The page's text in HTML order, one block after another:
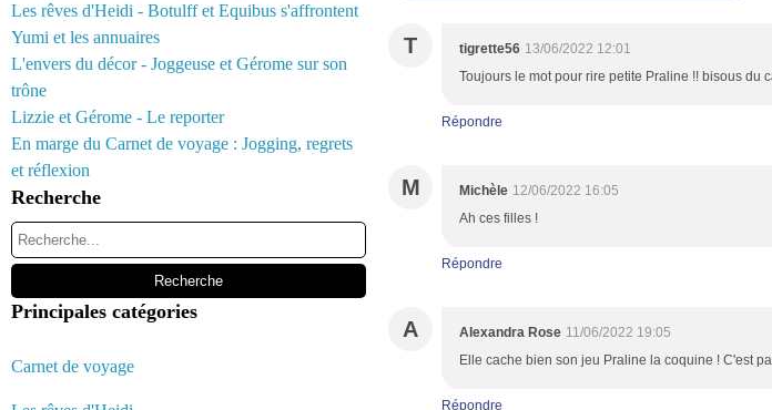
Les rêves d'Heidi - Botulff et Equibus s'affrontent
Yumi et les annuaires
L'envers du décor - Joggeuse et Gérome sur son
trône
Lizzie et Gérome - Le reporter
En marge du Carnet de voyage : Jogging, regrets
et réflexion
Recherche
Principales catégories
Carnet de voyage
T tigrette56 13/06/2022 12:01
Toujours le mot pour rire petite Praline !! bisous du
Répondre
M Michèle 12/06/2022 16:05
Ah ces filles !
Répondre
A Alexandra Rose 11/06/2022 19:05
Elle cache bien son jeu Praline la coquine ! C'est
Répondre